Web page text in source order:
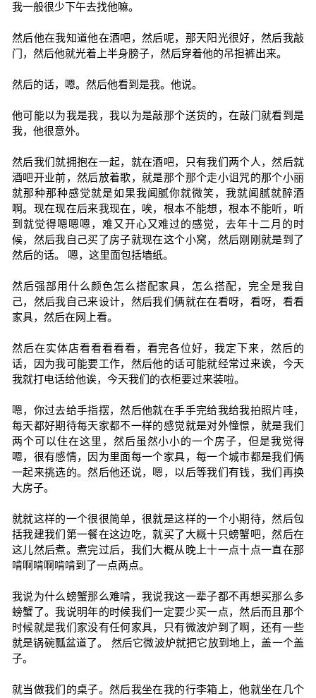
我一般很少下午去找他嘛。
然后他在我知道他在酒吧，然后呢，那天阳光很好，然后我敲
门，然后他就光着上半身膀子，然后穿着他的吊担裤出来。
然后的话，嗯。然后他看到是我。他说。
他可能以为我是我，我以为是敲那个送货的，在敲门就看到是
我，他很意外。
然后我们就拥抱在一起，就在酒吧，只有我们两个人，然后就
酒吧开业前，然后放着歌，就是那个那个走小诅咒的那个小丽
就那种那种感觉就是如果我闻腻你就微笑，我就闻腻就醉酒
啊。现在现在后来我现在，唉，根本不能想，根本不能听，听
到就觉得嗯嗯嗯，难又开心又难过的感觉，去年十二月的时
候，然后我自己买了房子就现在这个小窝，然后刚刚就是到了
然后的话。 嗯，这里面包括墙纸。
然后强部用什么颜色怎么搭配家具，怎么搭配，完全是我自
己，然后我自己来设计，然后我们俩就在在看呀，看呀，看看
家具，然后在网上看。
然后在实体店看看看看看，看完各位好，我定下来，然后的
话，因为我可能要工作，然后他的话可能就经常过来诶，今天
我就打电话给他诶，今天我们的衣柜要过来装啦。
嗯，你过去给手指摆，然后他就在手手完给我给我拍照片哇，
每天都好期待每天家都不一样的感觉就是对外憧憬，就是我们
两个可以住在这里，然后虽然小小的一个房子，但是我觉得
嗯，很有感情，因为里面每一个家具，每一个城市都是我们俩
一起来挑选的。然后他还说，嗯，以后等我们有钱，我们再换
大房子。
就就这样的一个很很简单，很就是这样的一个小期待，然后包
括我建我们第一餐在这边吃，就买了大概十只螃蟹吧，然后在
这儿然后煮。煮完过后，我们大概从晚上十一点十点一直在那
啃啊啃啊啃啃到了一点两点。
我说为什么螃蟹那么难啃，我说我这一辈子都不再想买那么多
螃蟹了。我说明年的时候我们一定要少买一点，然后而且那个
时候就是我们家没有任何家具，只有微波炉到了啊，还有一些
就是锅碗瓢盆道了。 然后它微波炉就把它放到地上，盖一个盖
子。
就当做我们的桌子。然后我坐在我的行李箱上，他就坐在几个